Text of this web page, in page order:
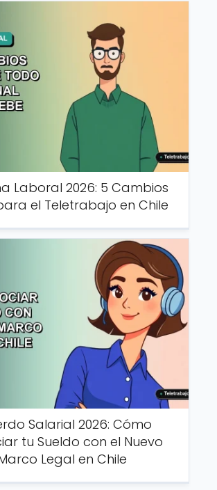
Laboral 2026: 5 Cambios
el Teletrabajo en Chile
Salarial 2026: Cómo
tu Sueldo con el Nuevo
Legal en Chile